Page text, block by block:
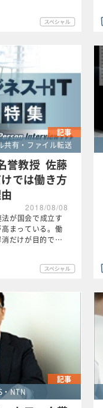
記事
共有・ファイル転送
誉教授 佐藤
では働き方
2018/08/08
が国会で成立す
まっている。働
消だけが目的で…
記事
・NTN